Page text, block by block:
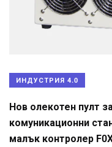
ИНДУСТРИЯ 4.0
Нов олекотен пулт
комуникационни
малък контролер